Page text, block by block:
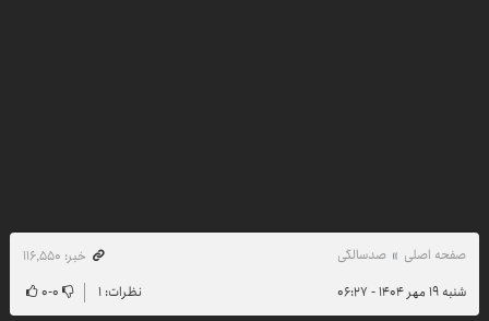
صفحه اصلی صدسالگی
خبر: ۱۱۶٬۵۵۰
شنبه ۱۹ مهر ۱۴۰۴ - ۰۶:۲۷
نظرات: ۱ ۰-۰